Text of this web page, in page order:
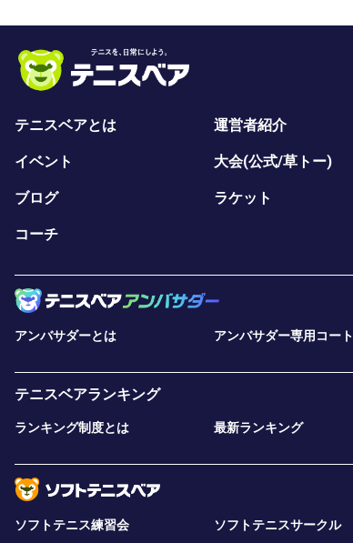
テニスベアとは 運営者紹介
イベント 大会(公式/草トー)
ブログ ラケット
コーチ
アンバサダーとは アンバサダー専用コート
テニスベアランキング
ランキング制度とは 最新ランキング
ソフトテニス練習会 ソフトテニスサークル